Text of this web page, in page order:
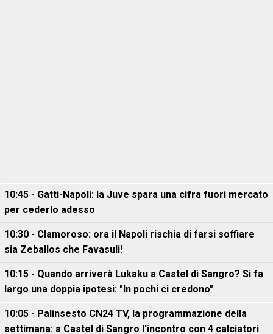
10:45 - Gatti-Napoli: la Juve spara una cifra fuori mercato
per cederlo adesso
10:30 - Clamoroso: ora il Napoli rischia di farsi soffiare
sia Zeballos che Favasuli!
10:15 - Quando arriverà Lukaku a Castel di Sangro? Si fa
largo una doppia ipotesi: "In pochi ci credono"
10:05 - Palinsesto CN24 TV, la programmazione della
settimana: a Castel di Sangro l'incontro con 4 calciatori